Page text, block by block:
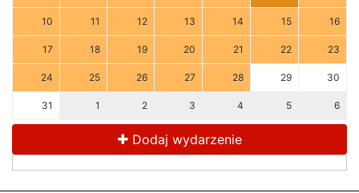
10 11 12 13 14 15 16
17 18 19 20 21 22 23
24 25 26 27 28 29 30
31 1 2 3 4 5 6
Dodaj wydarzenie